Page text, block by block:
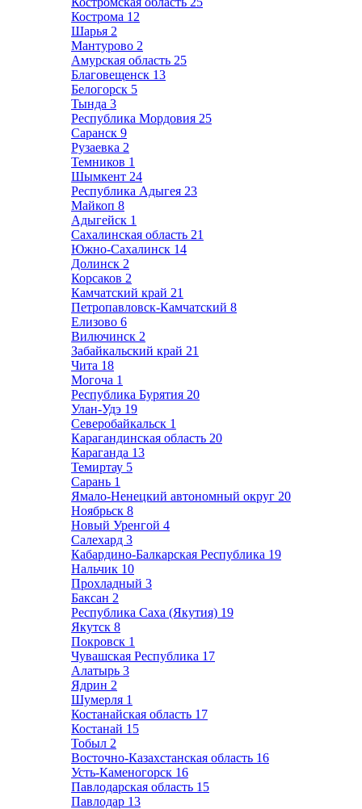
Кострома 12
Шарья 2
Мантурово 2
Амурская область 25
Благовещенск 13
Белогорск 5
Тында 3
Республика Мордовия 25
Саранск 9
Рузаевка 2
Темников 1
Шымкент 24
Республика Адыгея 23
Майкоп 8
Адыгейск 1
Сахалинская область 21
Южно-Сахалинск 14
Долинск 2
Корсаков 2
Камчатский край 21
Петропавловск-Камчатский 8
Елизово 6
Вилючинск 2
Забайкальский край 21
Чита 18
Могоча 1
Республика Бурятия 20
Улан-Удэ 19
Северобайкальск 1
Карагандинская область 20
Караганда 13
Темиртау 5
Сарань 1
Ямало-Ненецкий автономный округ 20
Ноябрьск 8
Новый Уренгой 4
Салехард 3
Кабардино-Балкарская Республика 19
Нальчик 10
Прохладный 3
Баксан 2
Республика Саха (Якутия) 19
Якутск 8
Покровск 1
Чувашская Республика 17
Алатырь 3
Ядрин 2
Шумерля 1
Костанайская область 17
Костанай 15
Тобыл 2
Восточно-Казахстанская область 16
Усть-Каменогорск 16
Павлодарская область 15
Павлодар 13